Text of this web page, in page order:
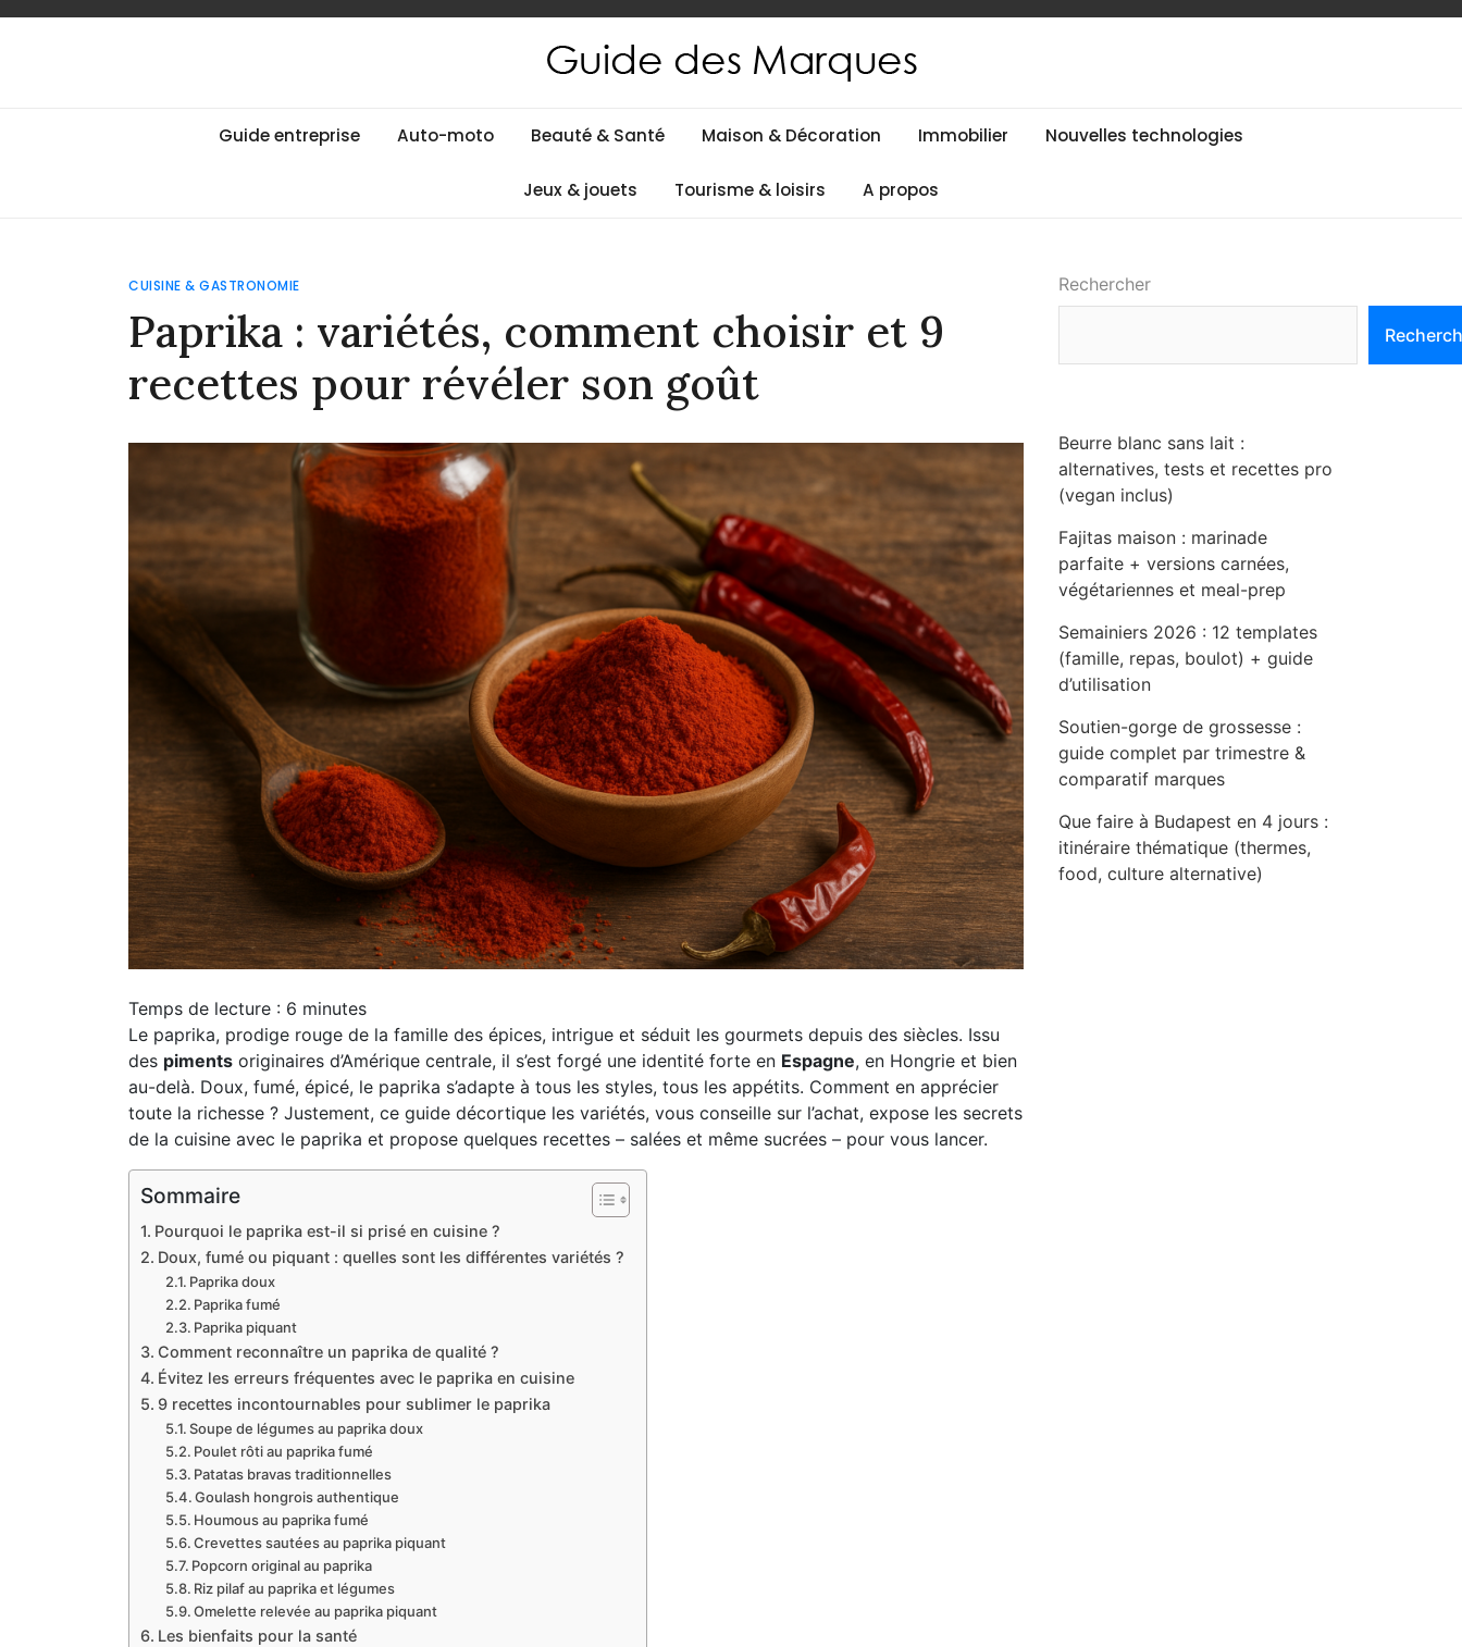
Skip
Guide des Marques
Guide entreprise Auto-moto Beauté & Santé Maison & Décoration Immobilier Nouvelles technologies
Jeux & jouets Tourisme & loisirs A propos
CUISINE & GASTRONOMIE
Paprika : variétés, comment choisir et 9
recettes pour révéler son goût
Temps de lecture : 6 minutes
Le paprika, prodige rouge de la famille des épices, intrigue et séduit les gourmets depuis des siècles. Issu
des piments originaires d’Amérique centrale, il s’est forgé une identité forte en Espagne, en Hongrie et bien
au-delà. Doux, fumé, épicé, le paprika s’adapte à tous les styles, tous les appétits. Comment en apprécier
toute la richesse ? Justement, ce guide décortique les variétés, vous conseille sur l’achat, expose les secrets
de la cuisine avec le paprika et propose quelques recettes – salées et même sucrées – pour vous lancer.
Sommaire
Pourquoi le paprika est-il si prisé en cuisine ?
Doux, fumé ou piquant : quelles sont les différentes variétés ?
Paprika doux
Paprika fumé
Paprika piquant
Comment reconnaître un paprika de qualité ?
Évitez les erreurs fréquentes avec le paprika en cuisine
9 recettes incontournables pour sublimer le paprika
Soupe de légumes au paprika doux
Poulet rôti au paprika fumé
Patatas bravas traditionnelles
Goulash hongrois authentique
Houmous au paprika fumé
Crevettes sautées au paprika piquant
Popcorn original au paprika
Riz pilaf au paprika et légumes
Omelette relevée au paprika piquant
Les bienfaits pour la santé
Rechercher
Beurre blanc sans lait :
alternatives, tests et recettes pro
(vegan inclus)
Fajitas maison : marinade
parfaite + versions carnées,
végétariennes et meal-prep
Semainiers 2026 : 12 templates
(famille, repas, boulot) + guide
d’utilisation
Soutien-gorge de grossesse :
guide complet par trimestre &
comparatif marques
Que faire à Budapest en 4 jours :
itinéraire thématique (thermes,
food, culture alternative)